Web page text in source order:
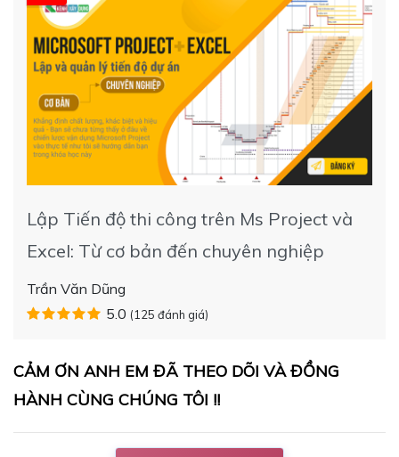
Lập Tiến độ thi công trên Ms Project và
Excel: Từ cơ bản đến chuyên nghiệp
Trần Văn Dũng
5.0 (125 đánh giá)
CẢM ƠN ANH EM ĐÃ THEO DÕI VÀ ĐỒNG
HÀNH CÙNG CHÚNG TÔI !!